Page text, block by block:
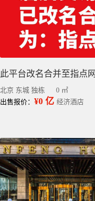
北京 东城 独栋
0 ㎡
出售报价： ¥0 亿 经济酒店